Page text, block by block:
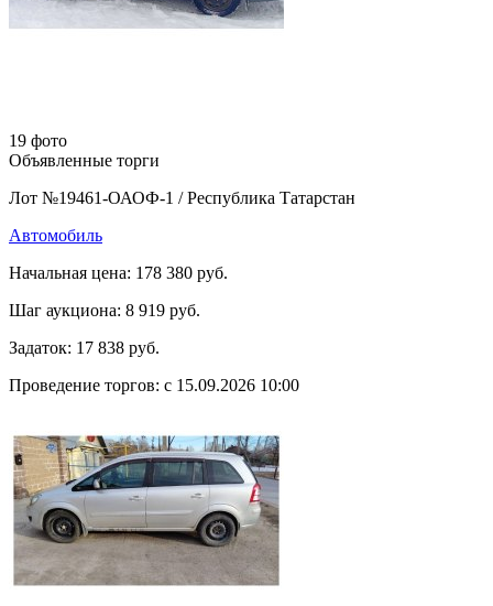
19 фото
Объявленные торги
Лот №19461-ОАОФ-1 / Республика Татарстан
Автомобиль
Начальная цена: 178 380 руб.
Шаг аукциона: 8 919 руб.
Задаток: 17 838 руб.
Проведение торгов: с 15.09.2026 10:00